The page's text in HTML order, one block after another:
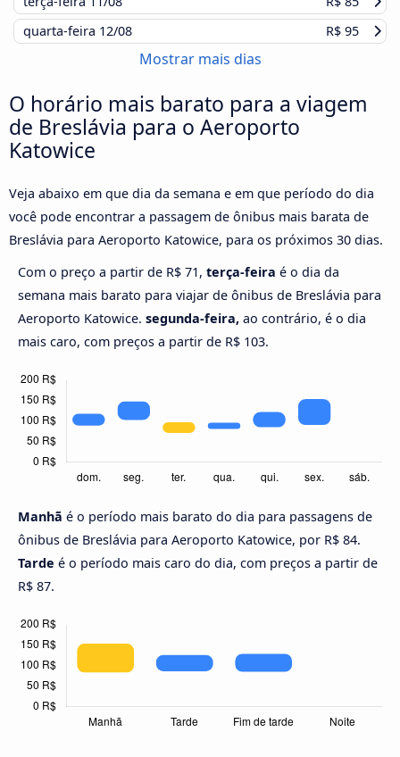
quarta-feira 12/08 R$ 95
Mostrar mais dias
O horário mais barato para a viagem
de Breslávia para o Aeroporto
Katowice
Veja abaixo em que dia da semana e em que período do dia
você pode encontrar a passagem de ônibus mais barata de
Breslávia para Aeroporto Katowice, para os próximos 30 dias.
Com o preço a partir de R$ 71, terça-feira é o dia da
semana mais barato para viajar de ônibus de Breslávia para
Aeroporto Katowice. segunda-feira, ao contrário, é o dia
mais caro, com preços a partir de R$ 103.
Manhã é o período mais barato do dia para passagens de
ônibus de Breslávia para Aeroporto Katowice, por R$ 84.
Tarde é o período mais caro do dia, com preços a partir de
R$ 87.